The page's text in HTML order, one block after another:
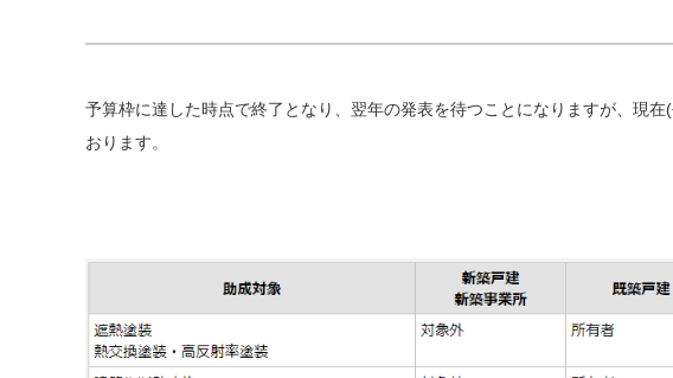
予算枠に達した時点で終了となり、翌年の発表を待つことになりますが、現
おります。